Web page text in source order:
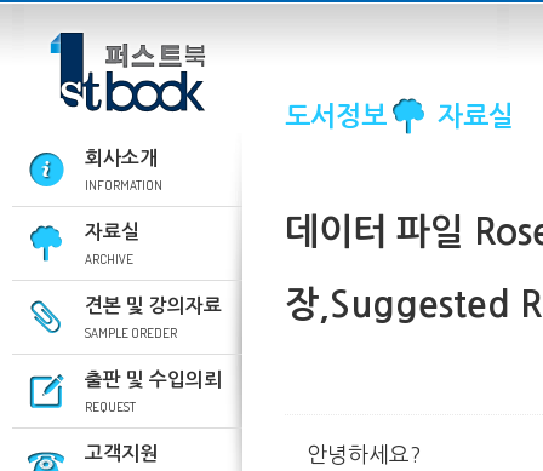
회사소개
INFORMATION
자료실
ARCHIVE
견본 및 강의자료
SAMPLE OREDER
출판 및 수입의뢰
REQUEST
고객지원
도서정보 자료실
데이터 파일
장,Suggested
안녕하세요?